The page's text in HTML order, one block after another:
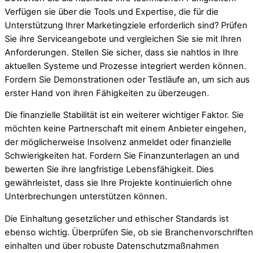
Verfügen sie über die Tools und Expertise, die für die
Unterstützung Ihrer Marketingziele erforderlich sind? Prüfen
Sie ihre Serviceangebote und vergleichen Sie sie mit Ihren
Anforderungen. Stellen Sie sicher, dass sie nahtlos in Ihre
aktuellen Systeme und Prozesse integriert werden können.
Fordern Sie Demonstrationen oder Testläufe an, um sich aus
erster Hand von ihren Fähigkeiten zu überzeugen.
Die finanzielle Stabilität ist ein weiterer wichtiger Faktor. Sie
möchten keine Partnerschaft mit einem Anbieter eingehen,
der möglicherweise Insolvenz anmeldet oder finanzielle
Schwierigkeiten hat. Fordern Sie Finanzunterlagen an und
bewerten Sie ihre langfristige Lebensfähigkeit. Dies
gewährleistet, dass sie Ihre Projekte kontinuierlich ohne
Unterbrechungen unterstützen können.
Die Einhaltung gesetzlicher und ethischer Standards ist
ebenso wichtig. Überprüfen Sie, ob sie Branchenvorschriften
einhalten und über robuste Datenschutzmaßnahmen